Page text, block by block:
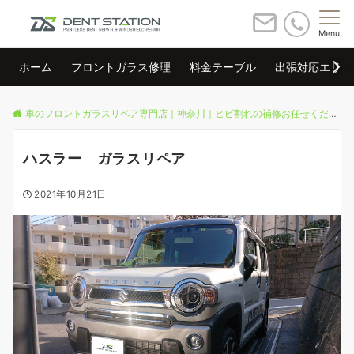
Menu
ホーム フロントガラス修理 料金テーブル 出張対応エリア
車のフロントガラスリペア専門店｜神奈川｜ヒビ割れの補修お任せください
ハスラー ガラスリペア
2021年10月21日